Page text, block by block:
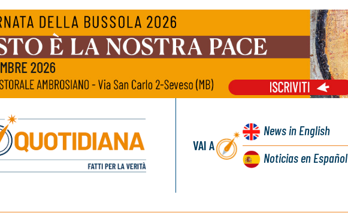
VAI A
Newsin English
Noticiasen Español